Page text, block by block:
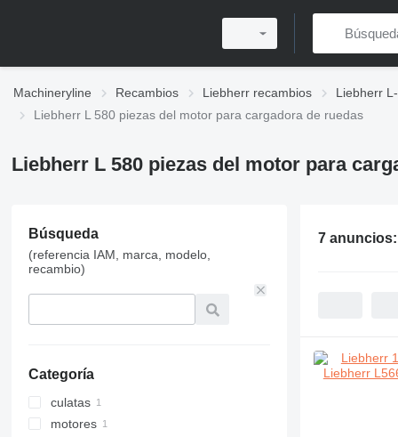
Machineryline Recambios Liebherr recambios Liebherr
Liebherr L 580 piezas del motor para cargadora de ruedas
Liebherr L 580 piezas del motor para
Búsqueda
(referencia IAM, marca, modelo,
recambio)
Categoría
culatas
motores
7 anuncios: